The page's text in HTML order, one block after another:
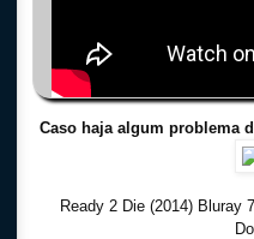
Caso haja algum problema
Ready 2 Die (2014) Bluray